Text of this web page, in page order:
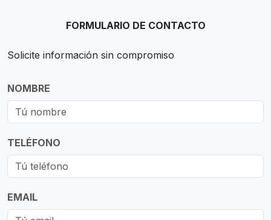
FORMULARIO DE CONTACTO
Solicite información sin compromiso
NOMBRE
TELÉFONO
EMAIL